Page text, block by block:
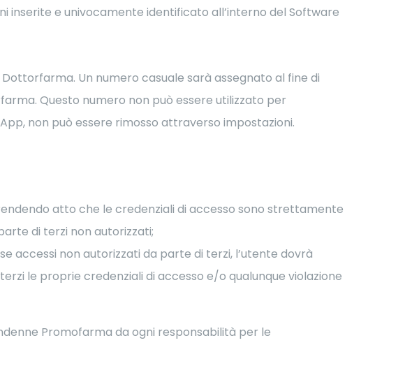
inserite e univocamente identificato all’interno del Software
Un numero casuale sarà assegnato al fine di
Questo numero non può essere utilizzato per
non può essere rimosso attraverso impostazioni.
atto che le credenziali di accesso sono strettamente
di terzi non autorizzati;
accessi non autorizzati da parte di terzi, l’utente dovrà
le proprie credenziali di accesso e/o qualunque violazione
Promofarma da ogni responsabilità per le